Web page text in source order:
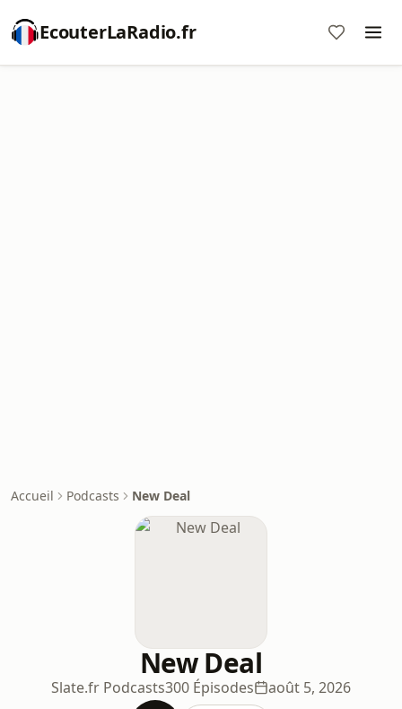
EcouterLaRadio.fr
Accueil Podcasts New Deal
New Deal
Slate.fr Podcasts300 Épisodes août 5, 2026